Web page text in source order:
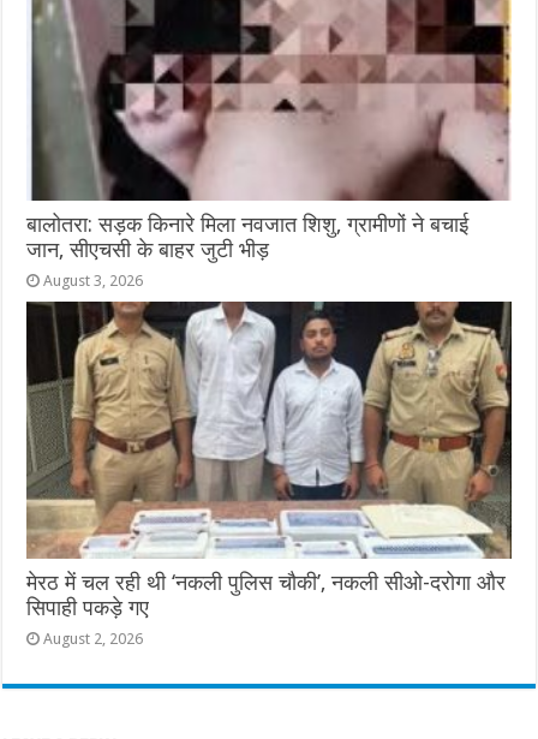
बालोतरा: सड़क किनारे मिला नवजात शिशु, ग्रामीणों ने बचाई
जान, सीएचसी के बाहर जुटी भीड़
August 3, 2026
मेरठ में चल रही थी ‘नकली पुलिस चौकी’, नकली सीओ-दरोगा और
सिपाही पकड़े गए
August 2, 2026